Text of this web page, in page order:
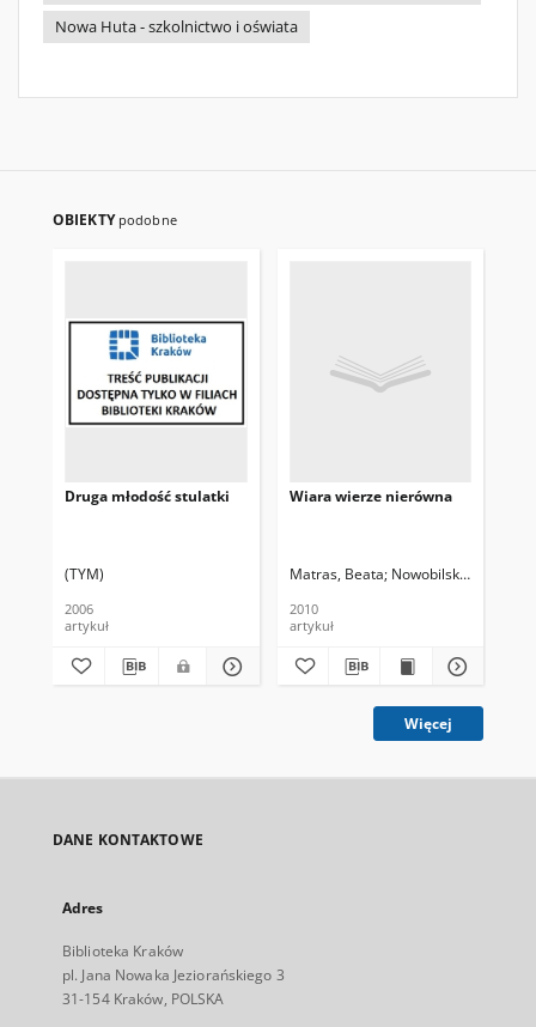
Nowa Huta - szkolnictwo i oświata
OBIEKTY podobne
Druga młodość stulatki
(TYM)
2006
artykuł
Wiara wierze nierówna
Matras, Beata Nowobilska, Patrycja
2010
artykuł
Więcej
DANE KONTAKTOWE
Adres
Biblioteka Kraków
pl. Jana Nowaka Jeziorańskiego 3
31-154 Kraków, POLSKA